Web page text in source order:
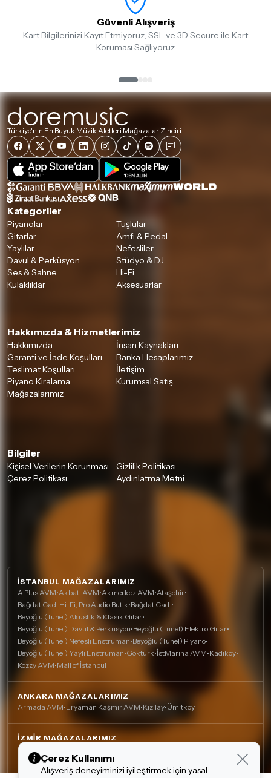
Güvenli Alışveriş
Kart Bilgilerinizi Kayıt Etmiyoruz, SSL ve 3D Secure ile Kart
Koruması Sağlıyoruz
Türkiye'nin En Büyük Müzik Aletleri Mağazalar Zinciri
Kategoriler
Piyanolar
Tuşlular
Gitarlar
Amfi & Pedal
Yaylılar
Nefesliler
Davul & Perküsyon
Stüdyo & DJ
Ses & Sahne
Hi-Fi
Kulaklıklar
Aksesuarlar
Hakkımızda & Hizmetlerimiz
Hakkımızda
İnsan Kaynakları
Garanti ve İade Koşulları
Banka Hesaplarımız
Teslimat Koşulları
İletişim
Piyano Kiralama
Kurumsal Satış
Mağazalarımız
Bilgiler
Kişisel Verilerin Korunması
Gizlilik Politikası
Çerez Politikası
Aydınlatma Metni
İSTANBUL MAĞAZALARIMIZ
A Plus AVM•Akbatı AVM•Akmerkez AVM•Ataşehir•
Bağdat Cad. Hi-Fi, Pro Audio Butik•Bağdat Cad. •
Beyoğlu (Tünel) Akustik & Klasik Gitar•
Beyoğlu (Tünel) Davul & Perküsyon•Beyoğlu (Tünel) Elektro Gitar•
Beyoğlu (Tünel) Nefesli Enstrüman•Beyoğlu (Tünel) Piyano•
Beyoğlu (Tünel) Yaylı Enstrüman•Göktürk•İstMarina AVM•Kadıköy•
Kozzy AVM•Mall of İstanbul
ANKARA MAĞAZALARIMIZ
Armada AVM•Eryaman Kaşmir AVM•Kızılay•Ümitköy
İZMIR MAĞAZALARIMIZ
Agora AVM
Mavişehir (Karşıyaka)
Çerez Kullanımı
Alışveriş deneyiminizi iyileştirmek için yasal